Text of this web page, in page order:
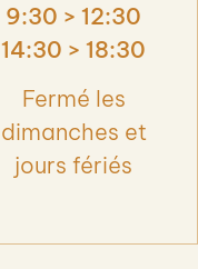
9:30 > 12:30
14:30 > 18:30
Fermé les
dimanches et
jours fériés